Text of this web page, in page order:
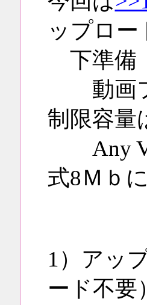
ップロー
下準備
動画フ
制限容量
Any
式8Ｍｂ
1）アッ
ード不